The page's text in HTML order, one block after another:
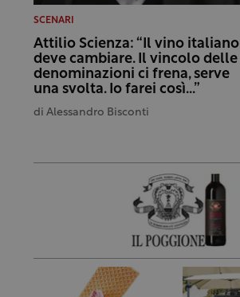
SCENARI
Attilio Scienza: “Il vino italiano
deve cambiare. Il vincolo delle
denominazioni ci frena, serve
una svolta. Io farei così…”
di Alessandro Bisconti